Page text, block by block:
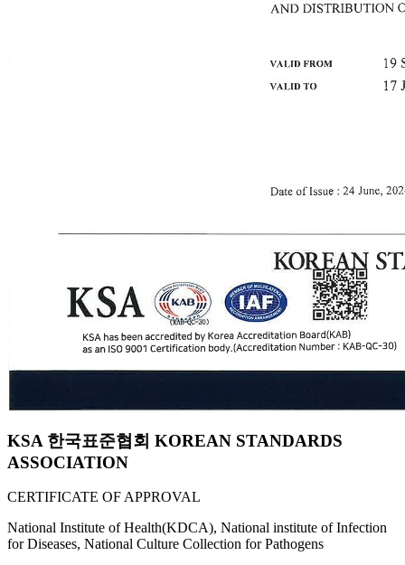
KSA 한국표준협회 KOREAN STANDARDS
ASSOCIATION
CERTIFICATE OF APPROVAL
National Institute of Health(KDCA), National institute of Infection
for Diseases, National Culture Collection for Pathogens